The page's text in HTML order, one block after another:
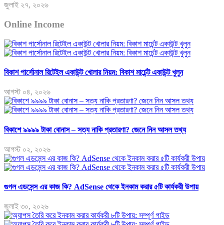
জুলাই ২৭, ২০২৬
Online Income
বিকাশ পার্সোনাল রিটেইল একাউন্ট খোলার নিয়ম: বিকাশ মার্চেন্ট একাউন্ট খুলুন
আগস্ট ০৪, ২০২৬
বিকাশে ৯৯৯৯ টাকা বোনাস – সত্য নাকি প্রতারণা? জেনে নিন আসল তথ্য
আগস্ট ০২, ২০২৬
গুগল এডসেন্স এর কাজ কি? AdSense থেকে ইনকাম করার ৫টি কার্যকরী উপায়
জুলাই ৩০, ২০২৬